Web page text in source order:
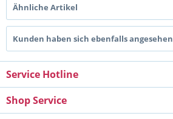
Ähnliche Artikel
Kunden haben sich ebenfalls angesehen
Service Hotline
Shop Service